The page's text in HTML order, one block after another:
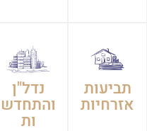
תביעות
אזרחיות
נדל"ן
והתחדש
ות